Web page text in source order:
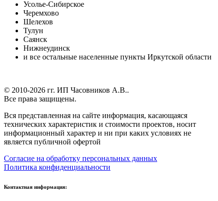
Усолье-Сибирское
Черемхово
Шелехов
Тулун
Саянск
Нижнеудинск
и все остальные населенные пункты Иркутской области
© 2010-2026 гг. ИП Часовников А.В..
Все права защищены.
Вся представленная на сайте информация, касающаяся
технических характеристик и стоимости проектов, носит
информационный характер и ни при каких условиях не
является публичной офертой
Согласие на обработку персональных данных
Политика конфиденциальности
Контактная информация: